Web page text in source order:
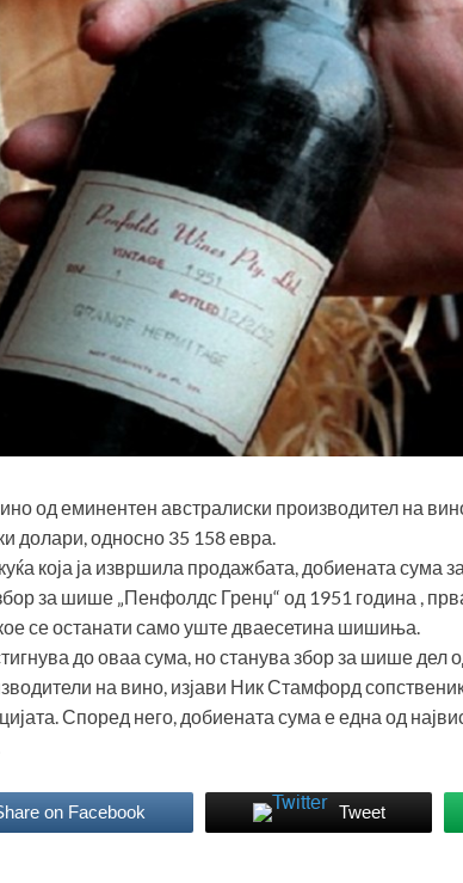
од еминентен австралиски производител на
долари, односно 35 158 евра.
која ја извршила продажбата, добиената сума
за шише „Пенфолдс Гренџ“ од 1951 година ,
се останати само уште дваесетина шишиња.
до оваа сума, но станува збор за шише дел
на вино, изјави Ник Стамфорд сопственик
Според него, добиената сума е една од
on Facebook Tweet